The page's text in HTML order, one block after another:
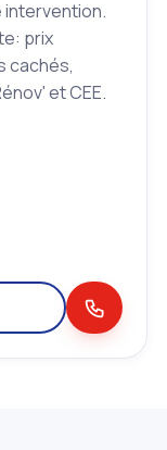
intervention.
prix
cachés,
et CEE.